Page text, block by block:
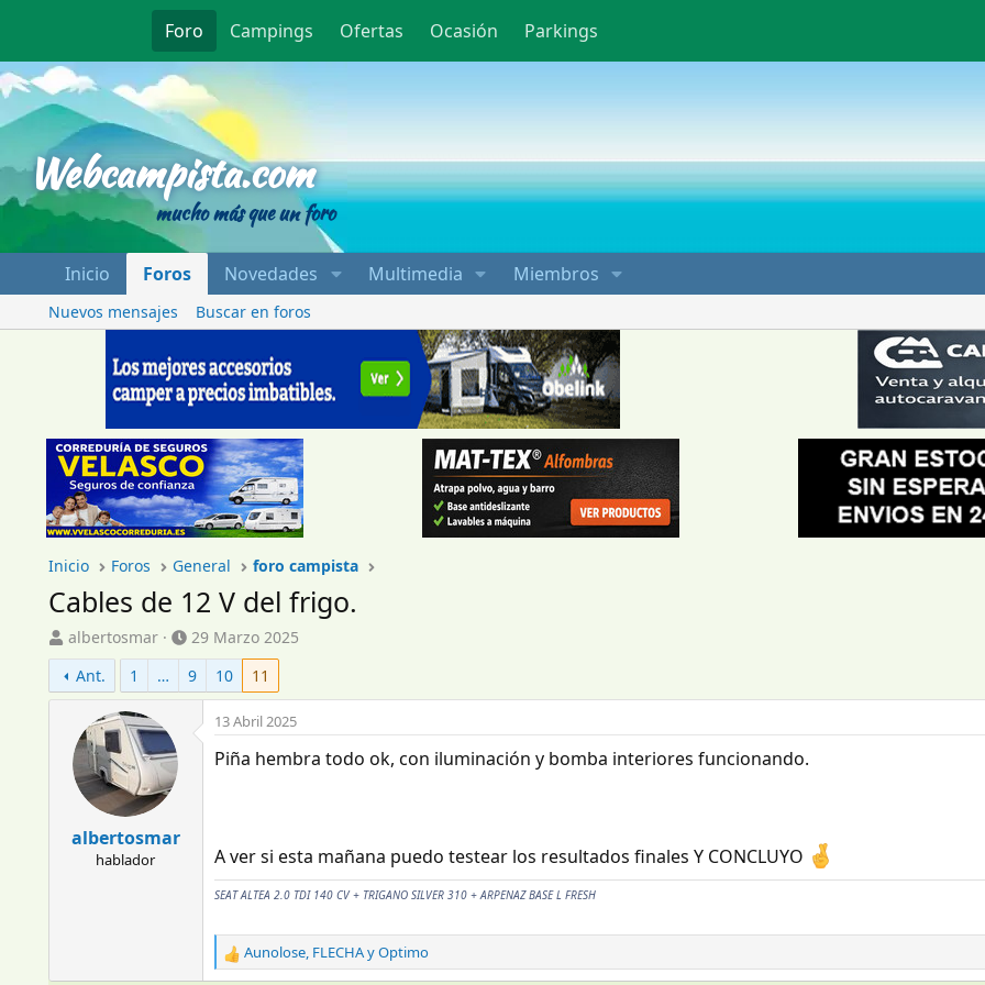
Foro Campings Ofertas Ocasión Parkings
Webcampista.com
mucho más que un foro
Inicio Foros Novedades Multimedia Miembros
Nuevos mensajes Buscar en foros
Inicio Foros General foro campista
Cables de 12 V del frigo.
I
n
i
c
d
o
e
albertosmar
F
e
c
h
d
29 Marzo 2025
Ant.
1 … 9 10 11
albertosmar
hablador
13 Abril 2025
Piña hembra todo ok, con iluminación y bomba interiores funcionando.
A ver si esta mañana puedo testear los resultados finales Y CONCLUYO
SEAT ALTEA 2.0 TDI 140 CV + TRIGANO SILVER 310 + ARPENAZ BASE L FRESH
R
e
Aunolose, FLECHAyOptimo